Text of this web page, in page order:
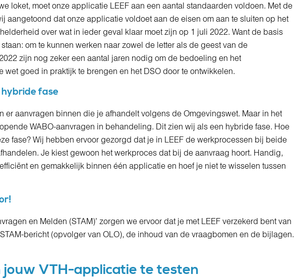
loket, moet onze applicatie LEEF aan een aantal standaarden voldoen. Met de
aangetoond dat onze applicatie voldoet aan de eisen om aan te sluiten op het
over wat in ieder geval klaar moet zijn op 1 juli 2022. Want de basis
om te kunnen werken naar zowel de letter als de geest van de
zijn nog zeker een aantal jaren nodig om de bedoeling en het
wet goed in praktijk te brengen en het DSO door te ontwikkelen.
fase
er aanvragen binnen die je afhandelt volgens de Omgevingswet. Maar in het
WABO-aanvragen in behandeling. Dit zien wij als een hybride fase. Hoe
fase? Wij hebben ervoor gezorgd dat je in LEEF de werkprocessen bij beide
Je kiest gewoon het werkproces dat bij de aanvraag hoort. Handig,
en gemakkelijk binnen één applicatie en hoef je niet te wisselen tussen
en Melden (STAM)’ zorgen we ervoor dat je met LEEF verzekerd bent van
bericht (opvolger van OLO), de inhoud van de vraagbomen en de bijlagen.
jouw VTH-applicatie te testen